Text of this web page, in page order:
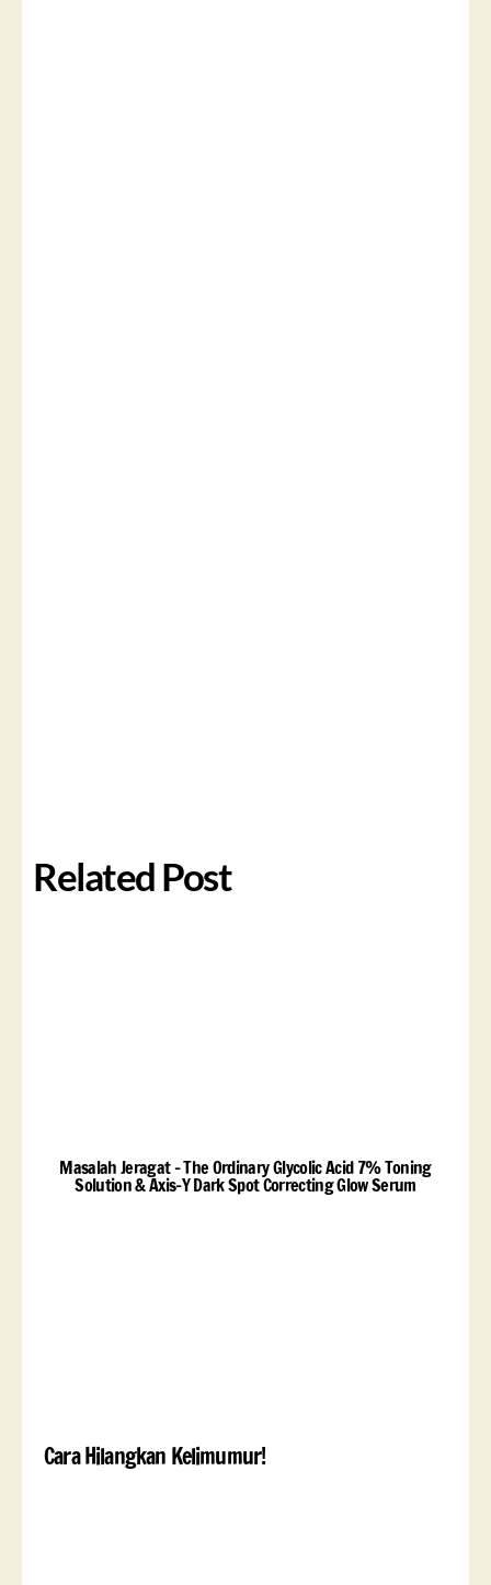
Related Post
Masalah Jeragat - The Ordinary Glycolic Acid 7% Toning
Solution & Axis-Y Dark Spot Correcting Glow Serum
Cara Hilangkan Kelimumur!